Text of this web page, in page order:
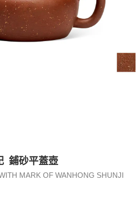
鋪砂平蓋壺
MARK OF WANHONG SHUNJI